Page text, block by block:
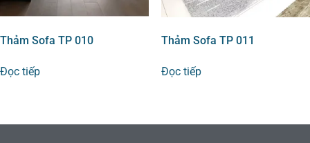
Thảm Sofa TP 010
Đọc tiếp
Thảm Sofa TP 011
Đọc tiếp